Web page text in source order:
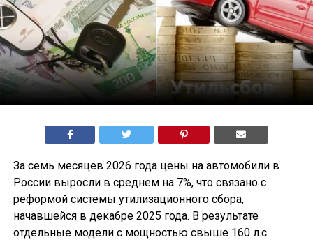
За семь месяцев 2026 года цены на автомобили в
России выросли в среднем на 7%, что связано с
реформой системы утилизационного сбора,
начавшейся в декабре 2025 года. В результате
отдельные модели с мощностью свыше 160 л.с.